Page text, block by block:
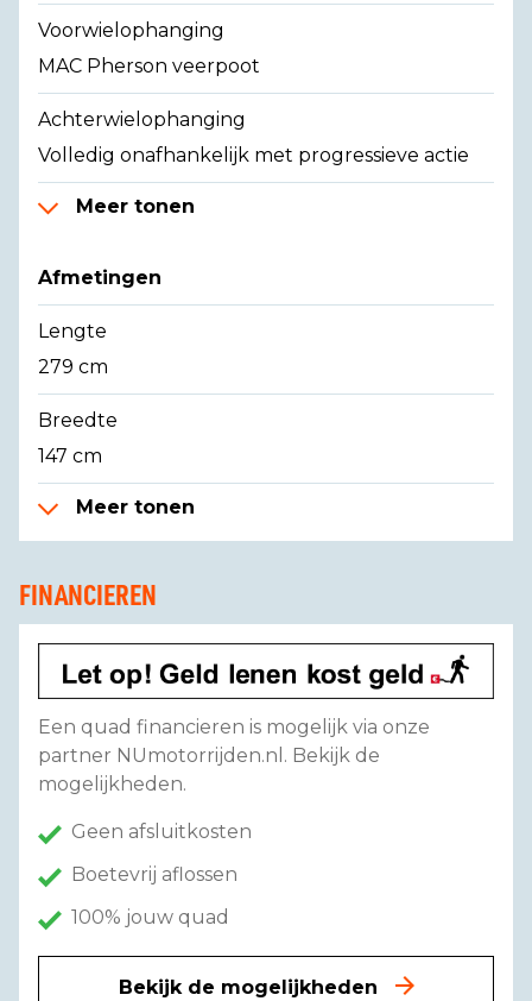
Voorwielophanging
MAC Pherson veerpoot
Achterwielophanging
Volledig onafhankelijk met progressieve actie
Meer tonen
Afmetingen
Lengte
279 cm
Breedte
147 cm
Meer tonen
FINANCIEREN
Een quad financieren is mogelijk via onze
partner NUmotorrijden.nl. Bekijk de
mogelijkheden.
Geen afsluitkosten
Boetevrij aflossen
100% jouw quad
Bekijk de mogelijkheden